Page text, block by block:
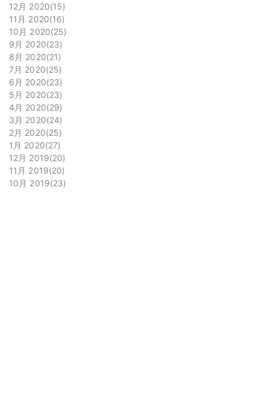
12月 2020 15
11月 2020 16
10月 2020 25
9月 2020 23
8月 2020 21
7月 2020 25
6月 2020 23
5月 2020 23
4月 2020 29
3月 2020 24
2月 2020 25
1月 2020 27
12月 2019 20
11月 2019 20
10月 2019 23